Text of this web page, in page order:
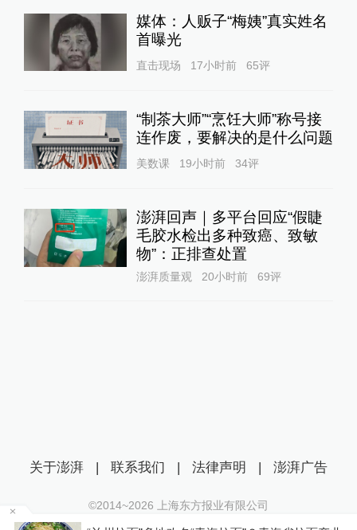
媒体：人贩子“梅姨”真实姓名
首曝光
直击现场 17小时前 65评
“制茶大师”“烹饪大师”称号接
连作废，要解决的是什么问题
美数课 19小时前 34评
澎湃回声｜多平台回应“假睫
毛胶水检出多种致癌、致敏
物”：正排查处置
澎湃质量观 20小时前 69评
关于澎湃 | 联系我们 | 法律声明 | 澎湃广告
©2014~2026 上海东方报业有限公司
沪ICP证：沪B2-20170116 | 沪ICP备14003370号